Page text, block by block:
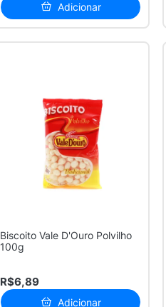
Adicionar
Biscoito Vale D'Ouro Polvilho
100g
R$6,89
Adicionar